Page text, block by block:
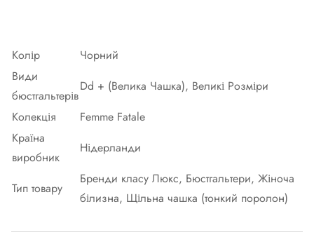
Колір
Чорний
Види
бюстгальтерів
Dd + (Велика Чашка), Великі Розміри
Колекція
Femme Fatale
Країна
виробник
Нідерланди
Тип товару
Бренди класу Люкс, Бюстгальтери, Жіноча
білизна, Щільна чашка (тонкий поролон)